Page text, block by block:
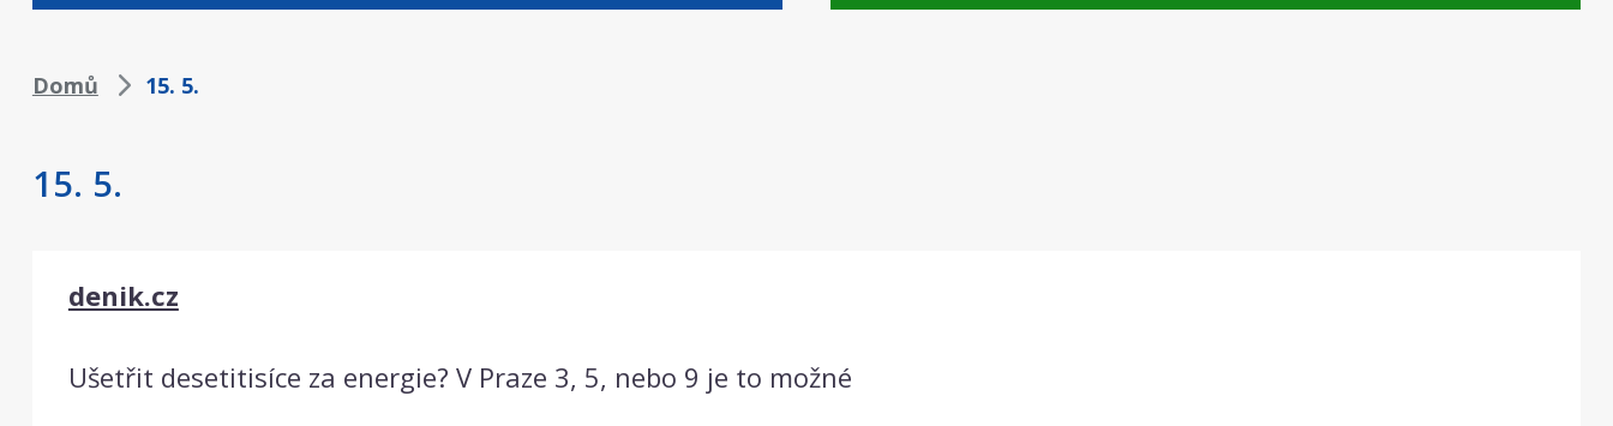
Drobečková
Domů 15. 5.
15. 5.
denik.cz
Ušetřit desetitisíce za energie? V Praze 3, 5, nebo 9 je to možné